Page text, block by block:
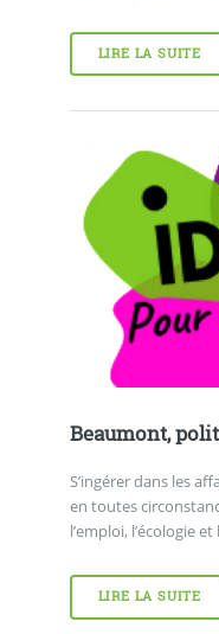
LIRE LA SUITE
Beaumont,
S’ingérer dans les
en toutes
l’emploi, l’écologie
LIRE LA SUITE